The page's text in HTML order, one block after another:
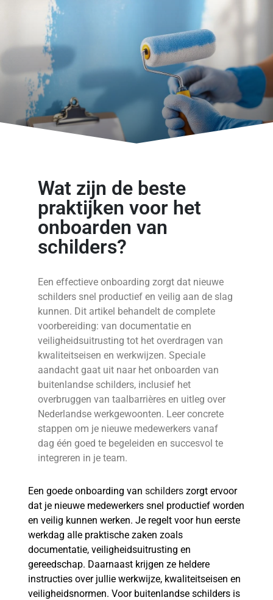
Wat zijn de beste
praktijken voor het
onboarden van
schilders?
Een effectieve onboarding zorgt dat nieuwe
schilders snel productief en veilig aan de slag
kunnen. Dit artikel behandelt de complete
voorbereiding: van documentatie en
veiligheidsuitrusting tot het overdragen van
kwaliteitseisen en werkwijzen. Speciale
aandacht gaat uit naar het onboarden van
buitenlandse schilders, inclusief het
overbruggen van taalbarrières en uitleg over
Nederlandse werkgewoonten. Leer concrete
stappen om je nieuwe medewerkers vanaf
dag één goed te begeleiden en succesvol te
integreren in je team.
Een goede onboarding van schilders zorgt ervoor
dat je nieuwe medewerkers snel productief worden
en veilig kunnen werken. Je regelt voor hun eerste
werkdag alle praktische zaken zoals
documentatie, veiligheidsuitrusting en
gereedschap. Daarnaast krijgen ze heldere
instructies over jullie werkwijze, kwaliteitseisen en
veiligheidsnormen. Voor buitenlandse schilders is